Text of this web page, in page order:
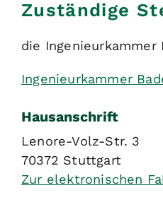
Zuständige
die Ingenieurkammer
Ingenieurkammer
Hausanschrift
Lenore-Volz-Str. 3
70372 Stuttgart
Zur elektronischen